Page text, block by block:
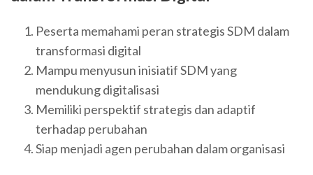
Peserta memahami peran strategis SDM dalam
transformasi digital
Mampu menyusun inisiatif SDM yang
mendukung digitalisasi
Memiliki perspektif strategis dan adaptif
terhadap perubahan
Siap menjadi agen perubahan dalam organisasi